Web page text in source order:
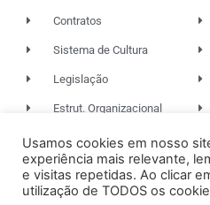
Contratos
Sistema de Cultura
Legislação
Estrut. Organizacional
© 2026. TODOS OS
Usamos cookies em nosso
experiência mais relevante,
e visitas repetidas. Ao clicar
utilização de TODOS os